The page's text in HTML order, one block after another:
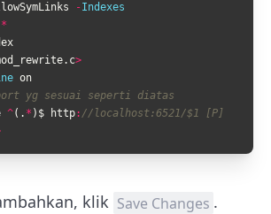
-Indexes
*
. c>
on
yg sesuai seperti diatas
^( . * ) $ http: //localhost:6521/$1 [P]
klik Save Changes .